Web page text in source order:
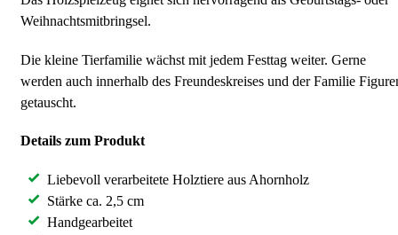
Weihnachtsmitbringsel.
Die kleine Tierfamilie wächst mit jedem Festtag weiter. Gerne
werden auch innerhalb des Freundeskreises und der Familie
getauscht.
Details zum Produkt
Liebevoll verarbeitete Holztiere aus Ahornholz
Stärke ca. 2,5 cm
Handgearbeitet